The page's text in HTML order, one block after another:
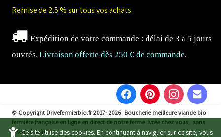
Remise de 2.5 % sur tous vos achats.
Expédition de votre commande : délai de 3 a 5 jours
ouvrés. Livraison offerte dès 250 € de commande.
© Copyright Drivefermierbio.fr 2017- 2026 Boucherie meilleure viande bio
fermière française en ligne en direct de notre ferme livrée chez vous, sans
intermédiaires.
Ce site utilise des cookies. En continuant à naviguer sur ce site, vous